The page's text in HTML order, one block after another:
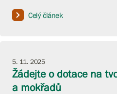
Celý článek
5. 11. 2025
Žádejte o dotace na
a mokřadů